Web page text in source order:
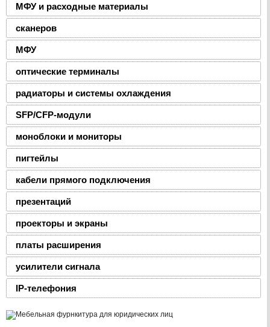
МФУ и расходные материалы
сканеров
МФУ
оптические терминалы
радиаторы и системы охлаждения
SFP/CFP-модули
моноблоки и мониторы
пигтейлы
кабели прямого подключения
презентаций
проекторы и экраны
платы расширения
усилители сигнала
IP-телефония